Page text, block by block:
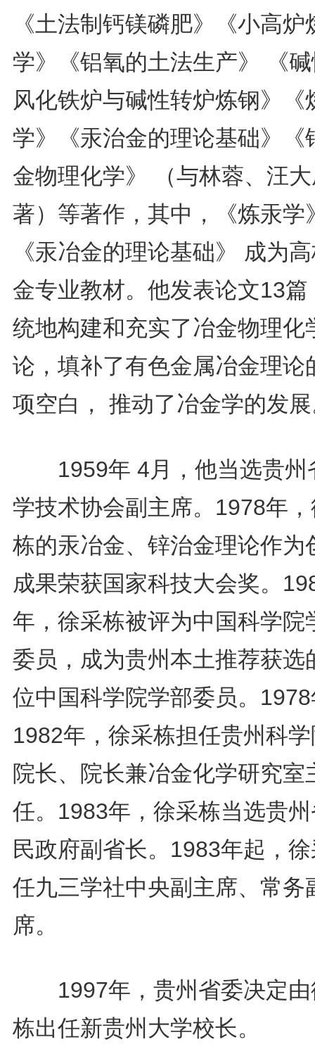
《土法制钙镁磷肥》《小高炉
学》《铝氧的土法生产》 《
风化铁炉与碱性转炉炼钢》《
学》《汞治金的理论基础》《
金物理化学》 （与林蓉、汪
著）等著作，其中，《炼汞学
《汞冶金的理论基础》 成为
金专业教材。他发表论文13篇
统地构建和充实了冶金物理化
论，填补了有色金属冶金理论
项空白， 推动了冶金学的发
1959年 4月，他当选贵州
学技术协会副主席。1978年
栋的汞冶金、锌治金理论作为
成果荣获国家科技大会奖。
年，徐采栋被评为中国科学院
委员，成为贵州本土推荐获选
位中国科学院学部委员。
1982年，徐采栋担任贵州科
院长、院长兼冶金化学研究室
任。1983年，徐采栋当选贵
民政府副省长。1983年起，
任九三学社中央副主席、常务
席。
1997年，贵州省委决定由
栋出任新贵州大学校长。